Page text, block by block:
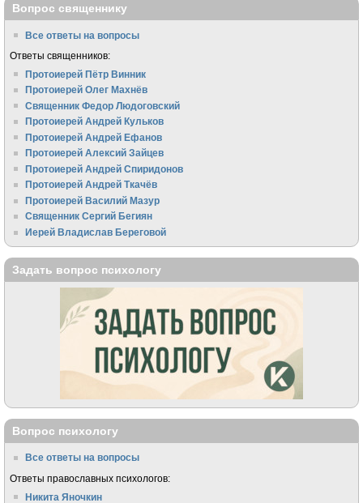
Вопрос священнику
Все ответы на вопросы
Ответы священников:
Протоиерей Пётр Винник
Протоиерей Олег Махнёв
Священник Федор Людоговский
Протоиерей Андрей Кульков
Протоиерей Андрей Ефанов
Протоиерей Алексий Зайцев
Протоиерей Андрей Спиридонов
Протоиерей Андрей Ткачёв
Протоиерей Василий Мазур
Священник Сергий Бегиян
Иерей Владислав Береговой
Задать вопрос психологу
Вопрос психологу
Все ответы на вопросы
Ответы православных психологов:
Никита Яночкин